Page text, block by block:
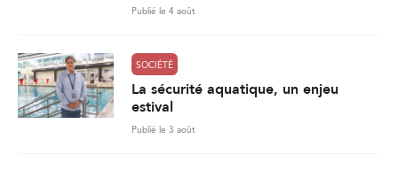
Publié le 4 août
SOCIÉTÉ
La sécurité aquatique, un enjeu
estival
Publié le 3 août